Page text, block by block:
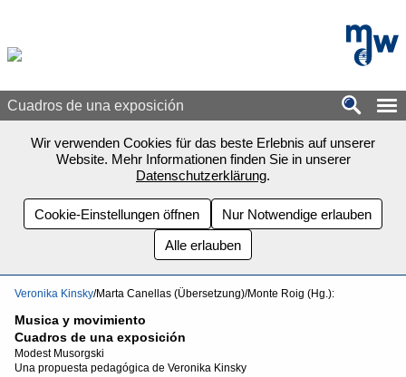
mdw -
Cuadros de una exposición
Wir verwenden Cookies für das beste Erlebnis auf unserer
Website. Mehr Informationen finden Sie in unserer
Datenschutzerklärung.
Cookie-Einstellungen öffnen
Nur Notwendige erlauben
Alle erlauben
Veronika Kinsky/Marta Canellas (Übersetzung)/Monte Roig (Hg.):
Musica y movimiento
Cuadros de una exposición
Modest Musorgski
Una propuesta pedagógica de Veronika Kinsky